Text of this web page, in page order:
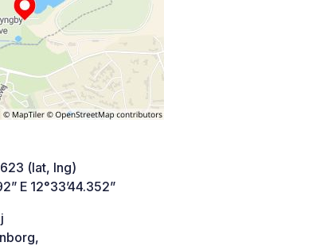
(lat, lng)
E 12°33’44.352”